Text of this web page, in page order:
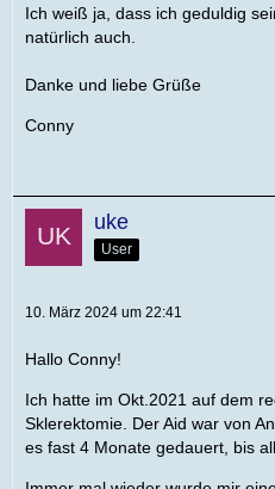
Ich weiß ja, dass ich geduldig
natürlich auch.
Danke und liebe Grüße
Conny
uke
User
10. März 2024 um 22:41
Hallo Conny!
Ich hatte im Okt.2021 auf dem
Sklerektomie. Der Aid war von
es fast 4 Monate gedauert, bis